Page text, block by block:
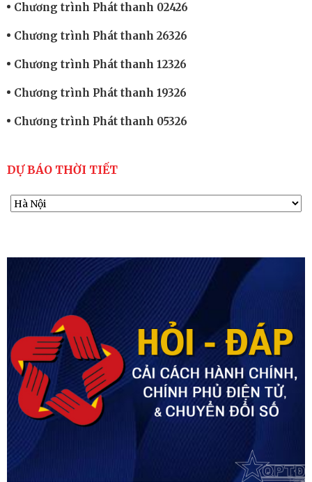
Chương trình Phát thanh 02426
Chương trình Phát thanh 26326
Chương trình Phát thanh 12326
Chương trình Phát thanh 19326
Chương trình Phát thanh 05326
DỰ BÁO THỜI TIẾT